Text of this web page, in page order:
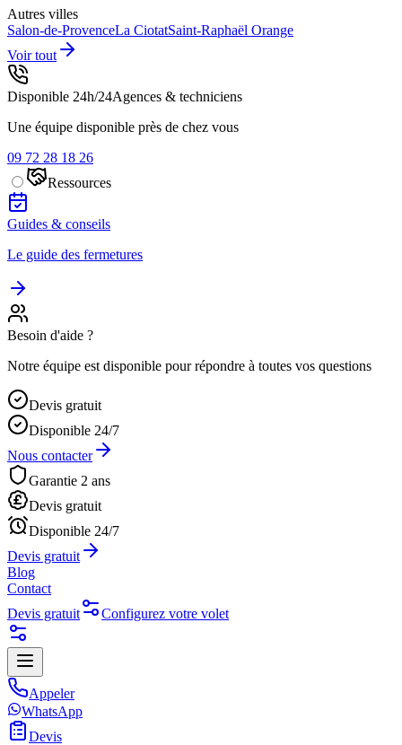
Autres villes
Salon-de-ProvenceLa CiotatSaint-Raphaël Orange
Voir tout
Disponible 24h/24Agences & techniciens
Une équipe disponible près de chez vous
09 72 28 18 26
Ressources
Guides & conseils
Le guide des fermetures
Besoin d'aide ?
Notre équipe est disponible pour répondre à toutes vos questions
Devis gratuit
Disponible 24/7
Nous contacter
Garantie 2 ans
Devis gratuit
Disponible 24/7
Devis gratuit
Blog
Contact
Devis gratuit
Configurez votre volet
Appeler
WhatsApp
Devis